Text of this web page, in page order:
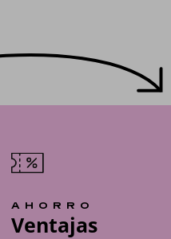
AHORRO
Ventajas